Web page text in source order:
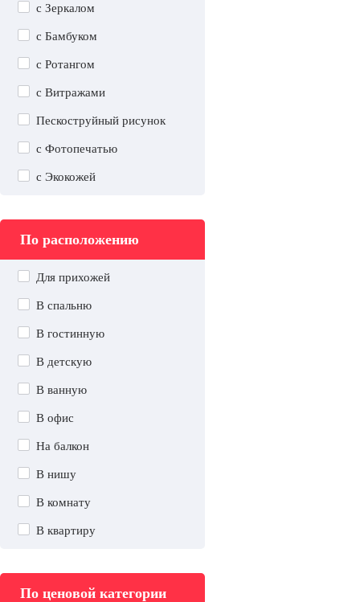
с Зеркалом
с Бамбуком
с Ротангом
с Витражами
Пескоструйный рисунок
с Фотопечатью
с Экокожей
По расположению
Для прихожей
В спальню
В гостинную
В детскую
В ванную
В офис
На балкон
В нишу
В комнату
В квартиру
По ценовой категории